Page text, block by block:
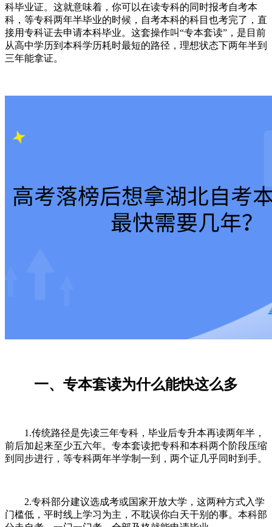
科毕业证。这就意味着，你可以在读专科的同时报考自考本
科，等专科两年半毕业的时候，自考本科的科目也考完了，直
接用专科证去申请本科毕业。这套操作叫“专本套读”，是目前
从高中学历到本科学历耗时最短的路径，理想状态下两年半到
三年能拿证。
一、专本套读为什么能快这么多
1.传统路径是先读三年专科，毕业后专升本再读两年半，
前后加起来至少五六年。专本套读把专科和本科两个阶段压缩
到同步进行，等专科两年半学制一到，两个证几乎同时到手。
2.专科部分建议选成考或国家开放大学，这两种方式入学
门槛低，平时线上学习为主，不耽误你白天干别的事。本科部